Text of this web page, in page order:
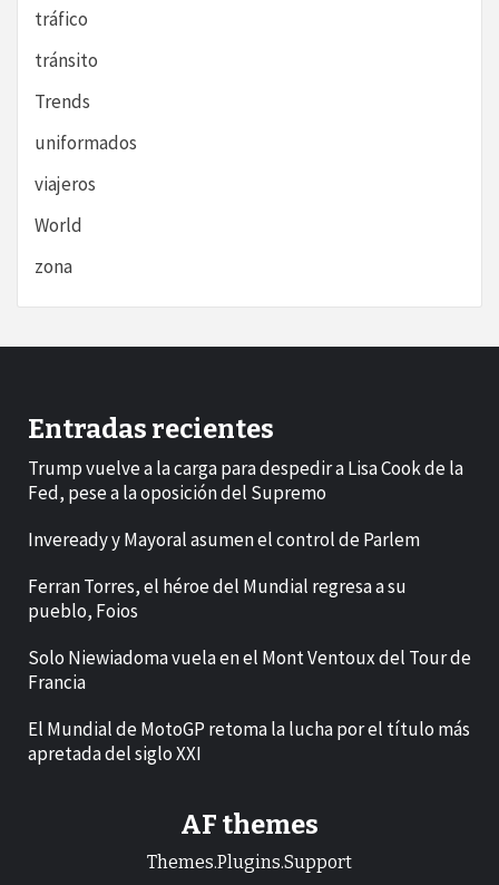
tráfico
tránsito
Trends
uniformados
viajeros
World
zona
Entradas recientes
Trump vuelve a la carga para despedir a Lisa Cook de la
Fed, pese a la oposición del Supremo
Inveready y Mayoral asumen el control de Parlem
Ferran Torres, el héroe del Mundial regresa a su
pueblo, Foios
Solo Niewiadoma vuela en el Mont Ventoux del Tour de
Francia
El Mundial de MotoGP retoma la lucha por el título más
apretada del siglo XXI
AF themes
Themes.Plugins.Support